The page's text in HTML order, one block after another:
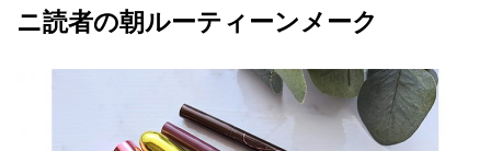
ニ読者の朝ルーティーンメーク